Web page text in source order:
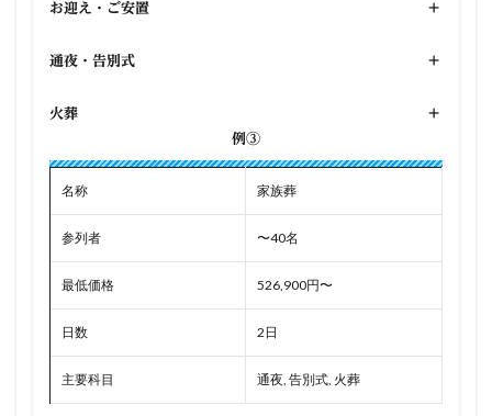
お迎え・ご安置 +
通夜・告別式 +
火葬
+
例③
名称 家族葬
参列者 〜40名
最低価格 526,900円〜
日数 2日
主要科目 通夜, 告別式, 火葬